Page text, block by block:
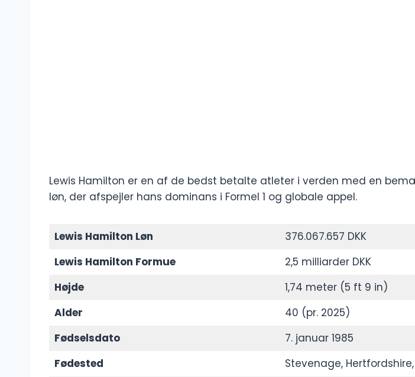
Lewis Hamilton er en af ​​de bedst betalte atleter i verden med en
løn, der afspejler hans dominans i Formel 1 og globale appel.
Lewis Hamilton Løn
376.067.657 DKK
Lewis Hamilton Formue
2,5 milliarder DKK
Højde
1,74 meter (5 ft 9 in)
Alder
40 (pr. 2025)
Fødselsdato
7. januar 1985
Fødested
Stevenage,